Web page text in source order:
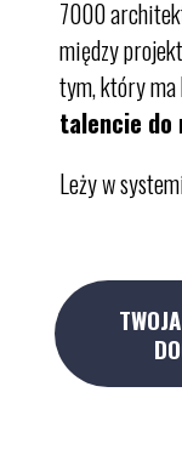
7000
między
tym, który
talencie do
Leży w